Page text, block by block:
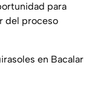
para
del proceso
en Bacalar